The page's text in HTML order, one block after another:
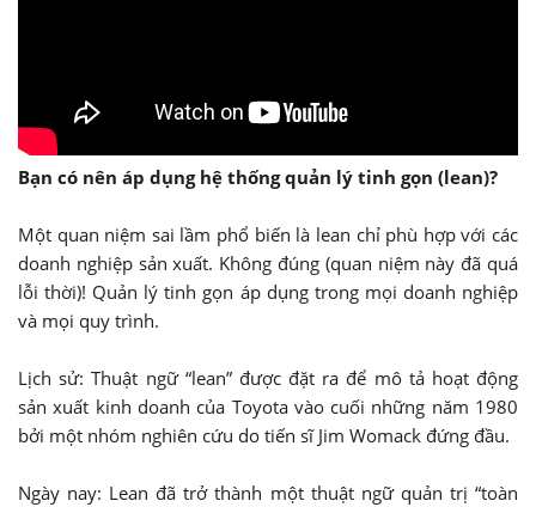
Bạn có nên áp dụng hệ thống quản lý tinh gọn (lean)?
Một quan niệm sai lầm phổ biến là lean chỉ phù hợp với các
doanh nghiệp sản xuất. Không đúng (quan niệm này đã quá
lỗi thời)! Quản lý tinh gọn áp dụng trong mọi doanh nghiệp
và mọi quy trình.
Lịch sử: Thuật ngữ “lean” được đặt ra để mô tả hoạt động
sản xuất kinh doanh của Toyota vào cuối những năm 1980
bởi một nhóm nghiên cứu do tiến sĩ Jim Womack đứng đầu.
Ngày nay: Lean đã trở thành một thuật ngữ quản trị “toàn